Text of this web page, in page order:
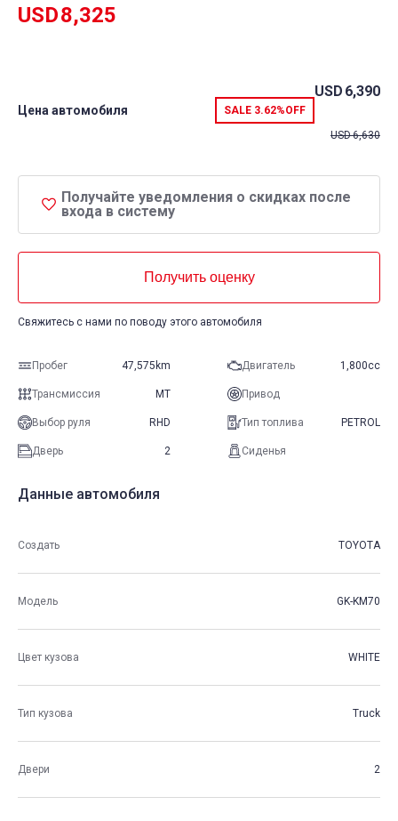
USD8,325
Цена автомобиля SALE 3.62%OFF
USD 6,390
USD6,630
Получайте уведомления о скидках после
входа в систему
Получить оценку
Свяжитесь с нами по поводу этого автомобиля
Пробег 47,575km Двигатель 1,800cc
Трансмиссия MT Привод
Выбор руля RHD Тип топлива PETROL
Дверь 2 Сиденья
Данные автомобиля
Создать TOYOTA
Модель GK-KM70
Цвет кузова WHITE
Тип кузова Truck
Двери 2